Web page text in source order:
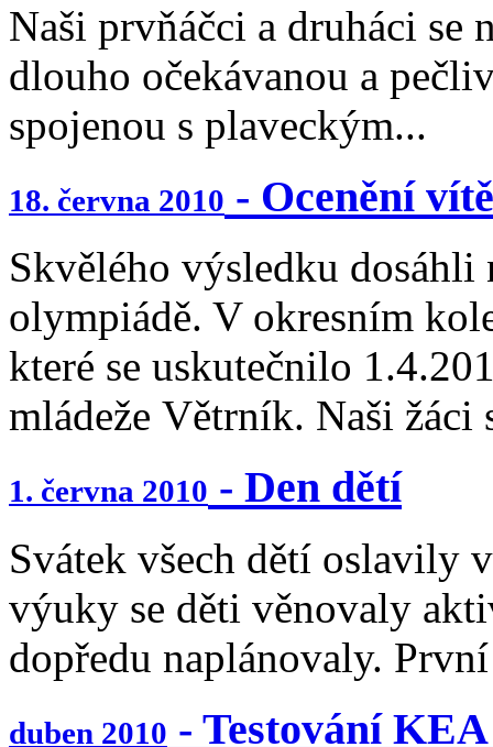
Naši prvňáčci a druháci se
dlouho očekávanou a
spojenou s plaveckým...
18. června 2010 - Ocenění
Skvělého výsledku dosáhli
olympiádě. V okresním
které se uskutečnilo
mládeže Větrník. Naši
1. června 2010 - Den dětí
Svátek všech dětí oslavily
výuky se děti věnovaly
dopředu naplánovaly.
duben 2010 - Testování